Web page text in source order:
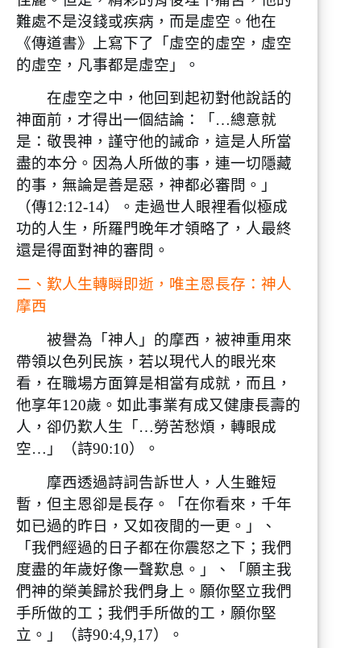
難處不是沒錢或疾病，而是虛空。他在
《傳道書》上寫下了「虛空的虛空，虛空
的虛空，凡事都是虛空」。
在虛空之中，他回到起初對他說話的
神面前，才得出一個結論：「…總意就
是：敬畏神，謹守他的誡命，這是人所當
盡的本分。因為人所做的事，連一切隱藏
的事，無論是善是惡，神都必審問。」
（傳12:12-14）。走過世人眼裡看似極成
功的人生，所羅門晚年才領略了，人最終
還是得面對神的審問。
二、歎人生轉瞬即逝，唯主恩長存：神人
摩西
被譽為「神人」的摩西，被神重用來
帶領以色列民族，若以現代人的眼光來
看，在職場方面算是相當有成就，而且，
他享年120歲。如此事業有成又健康長壽的
人，卻仍歎人生「…勞苦愁煩，轉眼成
空…」（詩90:10）。
摩西透過詩詞告訴世人，人生雖短
暫，但主恩卻是長存。「在你看來，千年
如已過的昨日，又如夜間的一更。」、
「我們經過的日子都在你震怒之下；我們
度盡的年歲好像一聲歎息。」、「願主我
們神的榮美歸於我們身上。願你堅立我們
手所做的工；我們手所做的工，願你堅
立。」（詩90:4,9,17）。